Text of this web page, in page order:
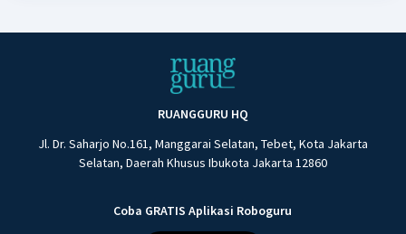
RUANGGURU HQ
Jl. Dr. Saharjo No.161, Manggarai Selatan, Tebet, Kota Jakarta
Selatan, Daerah Khusus Ibukota Jakarta 12860
Coba GRATIS Aplikasi Roboguru